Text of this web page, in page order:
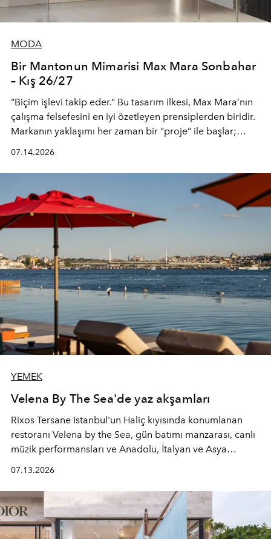
MODA
Bir Mantonun Mimarisi Max Mara Sonbahar
– Kış 26/27
“Biçim işlevi takip eder.” Bu tasarım ilkesi, Max Mara’nın
çalışma felsefesini en iyi özetleyen prensiplerden biridir.
Markanın yaklaşımı her zaman bir “proje” ile başlar;
(savoir-faire) buluşan parçalara dönüştürmek.
07.14.2026
YEMEK
Velena By The Sea'de yaz akşamları
Rixos Tersane Istanbul'un Haliç kıyısında konumlanan
restoranı Velena by the Sea, gün batımı manzarası, canlı
müzik performansları ve Anadolu, İtalyan ve Asya
devam ediyor.
07.13.2026